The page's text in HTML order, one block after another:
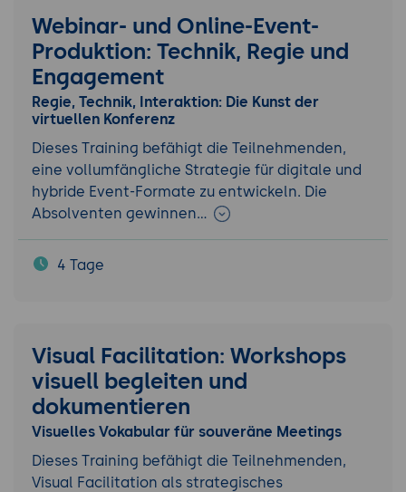
Webinar- und Online-Event-
Produktion: Technik, Regie und
Engagement
Regie, Technik, Interaktion: Die Kunst der
virtuellen Konferenz
Dieses Training befähigt die Teilnehmenden,
eine vollumfängliche Strategie für digitale und
hybride Event-Formate zu entwickeln. Die
Absolventen gewinnen…
4 Tage
Visual Facilitation: Workshops
visuell begleiten und
dokumentieren
Visuelles Vokabular für souveräne Meetings
Dieses Training befähigt die Teilnehmenden,
Visual Facilitation als strategisches